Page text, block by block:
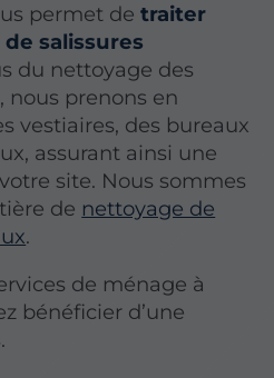
permet detraiter
salissures
du nettoyage des
nous prenons en
vestiaires, des bureaux
assurant ainsi une
site. Nous sommes
de nettoyage de
.
de ménage à
bénéficier d’une
.